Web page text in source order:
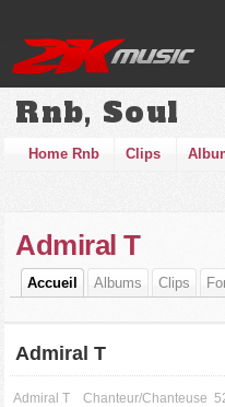
Rnb, Soul
Home Rnb Clips
Admiral T
Accueil Albums Clips
Admiral T
Admiral T Chanteur/Chanteuse